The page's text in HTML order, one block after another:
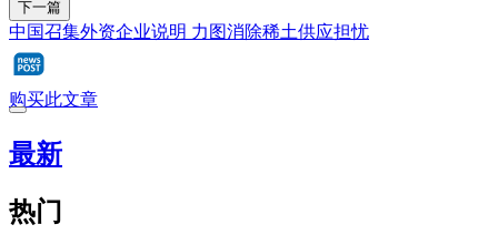
下一篇
中国召集外资企业说明 力图消除稀土供应担忧
购买此文章
最新
热门